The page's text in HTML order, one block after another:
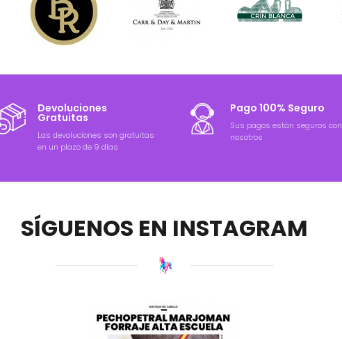
Devoluciones
Gratuitas
Las devoluciones son gratuitas
en un plazo de 9 días
Pago 100% Seguro
Sus pagos están seguros con
nosotros
SÍGUENOS EN INSTAGRAM